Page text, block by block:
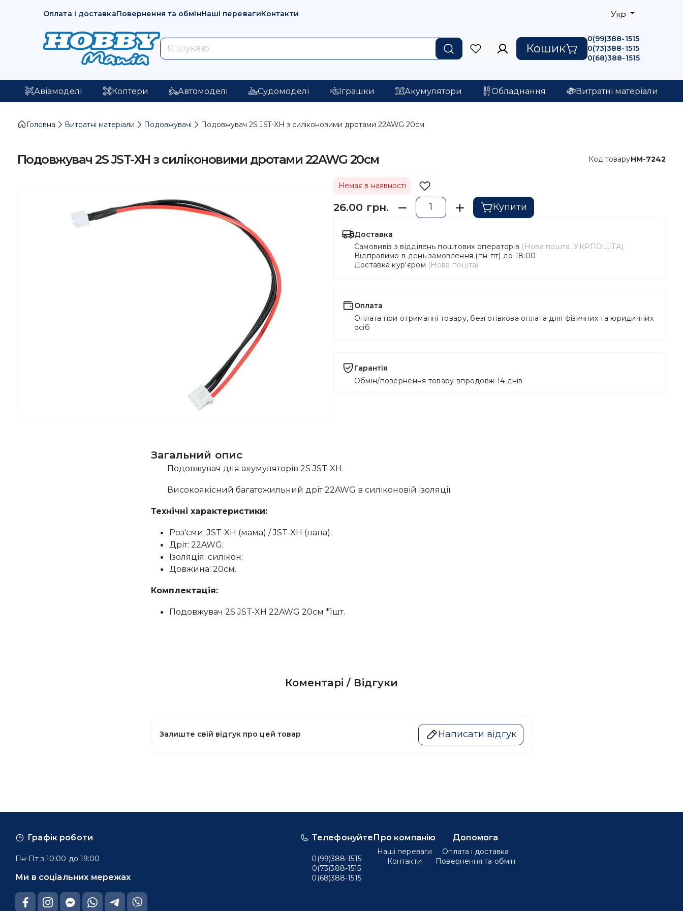
Оплата і доставкаПовернення та обмінНаші перевагиКонтакти Укр
Кошик
0(99)388-1515
0(73)388-1515
0(68)388-1515
Авіамоделі Коптери Автомоделі Судомоделі Іграшки Акумулятори Обладнання Витратні матеріали
Головна Витратні матеріали Подовжувачі Подовжувач 2S JST-XH з силіконовими дротами 22AWG 20см
Подовжувач 2S JST-XH з силіконовими дротами 22AWG 20см Код товаруHM-7242
Немає в наявності
26.00 грн. Купити
Доставка
Самовивіз з відділень поштових операторів (Нова пошта, УКРПОШТА)
Відправимо в день замовлення (пн-пт) до 18:00
Доставка кур'єром (Нова пошта)
Оплата
Оплата при отриманні товару, безготівкова оплата для фізичних та юридичних
осіб
Гарантія
Обмін/повернення товару впродовж 14 днів
Загальний опис
Подовжувач для акумуляторів 2S JST-XH.
Високоякісний багатожильний дріт 22AWG в силіконовій ізоляції.
Технічні характеристики:
Роз'єми: JST-XH (мама) / JST-XH (папа);
Дріт: 22AWG;
Ізоляція: силікон;
Довжина: 20см.
Комплектація:
Подовжувач 2S JST-XH 22AWG 20см *1шт.
Коментарі / Відгуки
Залиште свій відгук про цей товар Написати відгук
Графік роботи
Пн-Пт з 10:00 до 19:00
Ми в соціальних мережах
Телефонуйте
0(99)388-1515
0(73)388-1515
0(68)388-1515
Про компанію
Наші переваги
Контакти
Допомога
Оплата і доставка
Повернення та обмін